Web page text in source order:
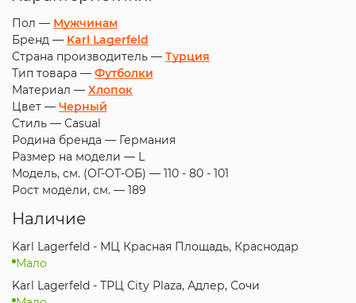
Пол — Мужчинам
Бренд — Karl Lagerfeld
Страна производитель — Турция
Тип товара — Футболки
Материал — Хлопок
Цвет — Черный
Стиль — Casual
Родина бренда — Германия
Размер на модели — L
Модель, см. (ОГ-ОТ-ОБ) — 110 - 80 - 101
Рост модели, см. — 189
Наличие
Karl Lagerfeld - МЦ Красная Площадь, Краснодар
Мало
Karl Lagerfeld - ТРЦ City Plaza, Адлер, Сочи